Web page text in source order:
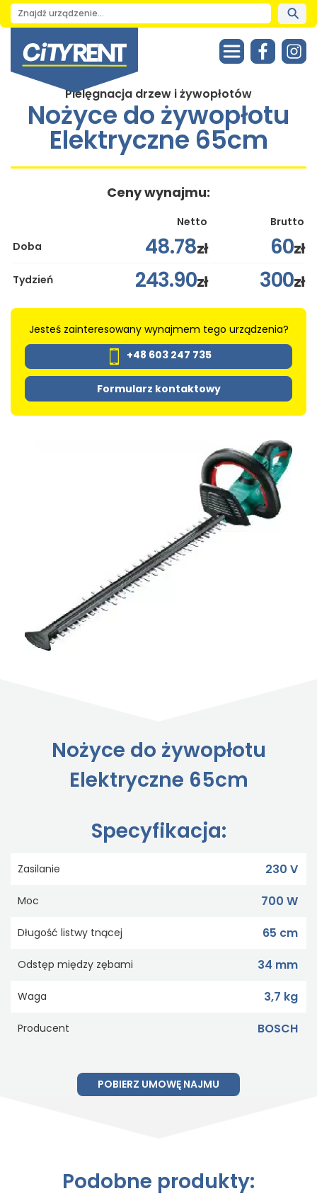
Pielęgnacja drzew i żywopłotów
Nożyce do żywopłotu
Elektryczne 65cm
Ceny wynajmu:
Netto
Brutto
Doba
48.78zł 60zł
Tydzień 243.90zł 300zł
Jesteś zainteresowany wynajmem tego urządzenia?
+48 603 247 735
Formularz kontaktowy
Nożyce do żywopłotu
Elektryczne 65cm
Specyfikacja:
Zasilanie 230 V
Moc 700 W
Długość listwy tnącej 65 cm
Odstęp między zębami 34 mm
Waga 3,7 kg
Producent BOSCH
POBIERZ UMOWĘ NAJMU
Podobne produkty: